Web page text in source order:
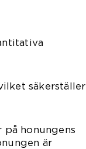
säkerställer
honungens
är